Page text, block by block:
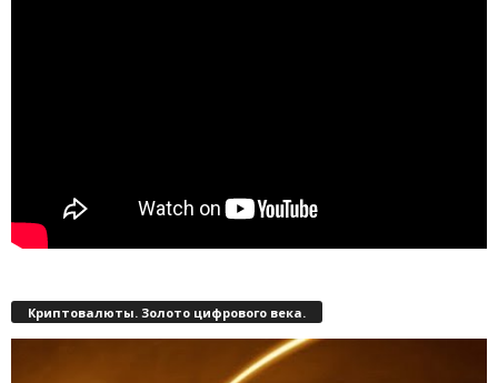
Криптовалюты. Золото цифрового века.